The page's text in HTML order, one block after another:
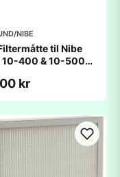
NIBE
til Nibe
10-400 & 10-500
kr